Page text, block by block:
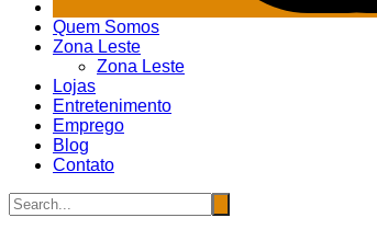
Quem Somos
Zona Leste
Zona Leste
Lojas
Entretenimento
Emprego
Blog
Contato